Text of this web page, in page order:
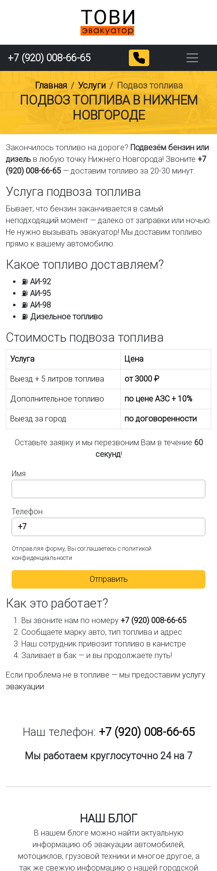
+7 (920) 008-66-65
Главная Услуги Подвоз топлива
ПОДВОЗ ТОПЛИВА В НИЖНЕМ
НОВГОРОДЕ
Закончилось топливо на дороге? Подвезём бензин или
дизель в любую точку Нижнего Новгорода! Звоните +7
(920) 008-66-65 — доставим топливо за 20-30 минут.
Услуга подвоза топлива
Бывает, что бензин заканчивается в самый
неподходящий момент — далеко от заправки или ночью.
Не нужно вызывать эвакуатор! Мы доставим топливо
прямо к вашему автомобилю.
Какое топливо доставляем?
⛽ АИ-92
⛽ АИ-95
⛽ АИ-98
⛽ Дизельное топливо
Стоимость подвоза топлива
Услуга Цена
Выезд + 5 литров топлива от 3000 ₽
Дополнительное топливо по цене АЗС + 10%
Выезд за город по договоренности
Оставьте заявку и мы перезвоним Вам в течение 60
секунд!
Имя
Телефон
Отправляя форму, Вы соглашаетесь с политикой
конфиденциальности
Отправить
Как это работает?
Вы звоните нам по номеру +7 (920) 008-66-65
Сообщаете марку авто, тип топлива и адрес
Наш сотрудник привозит топливо в канистре
Заливает в бак — и вы продолжаете путь!
Если проблема не в топливе — мы предоставим услугу
эвакуации.
Наш телефон: +7 (920) 008-66-65
Мы работаем круглосуточно 24 на 7
НАШ БЛОГ
В нашем блоге можно найти актуальную
информацию об эвакуации автомобилей,
мотоциклов, грузовой техники и многое другое, а
так же свежую информацию о нашей городской